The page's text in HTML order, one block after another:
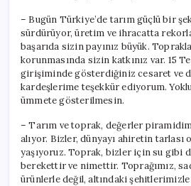
– Bugün Türkiye’de tarım güçlü bir
sürdürüyor, üretim ve ihracatta
başarıda sizin payınız büyük.
korunmasında sizin katkınız var. 15
girişiminde gösterdiğiniz cesaret ve
kardeşlerime teşekkür ediyorum.
ümmete gösterilmesin.
– Tarım ve toprak, değerler
alıyor. Bizler, dünyayı ahiretin
yaşıyoruz. Toprak, bizler için su gibi
berekettir ve nimettir. Toprağımız,
ürünlerle değil, altındaki